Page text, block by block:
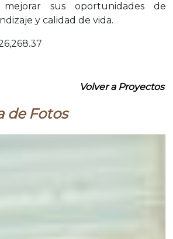
sus oportunidades de
y calidad de vida.
Volver a Proyectos
de Fotos